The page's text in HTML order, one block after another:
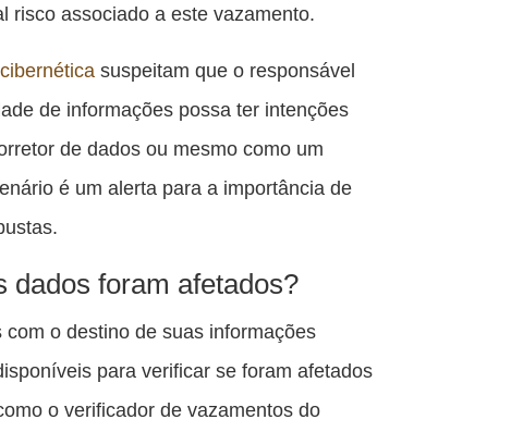
risco associado a este vazamento.
suspeitam que o responsável
de informações possa ter intenções
de dados ou mesmo como um
é um alerta para a importância de
dados foram afetados?
o destino de suas informações
para verificar se foram afetados
o verificador de vazamentos do